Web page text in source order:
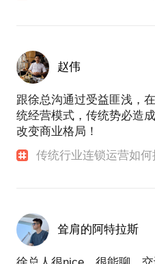
赵伟
跟徐总沟通过受益匪浅，
统经营模式，传统势必造
改变商业格局！
传统行业连锁运营如
耸肩的阿特拉斯